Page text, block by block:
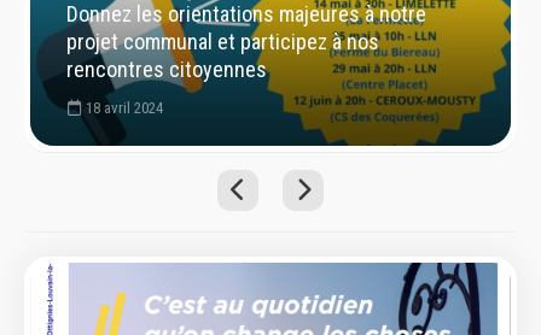
Donnez les orientations majeures à notre
projet communal et participez à nos
rencontres citoyennes
18 avril 2024